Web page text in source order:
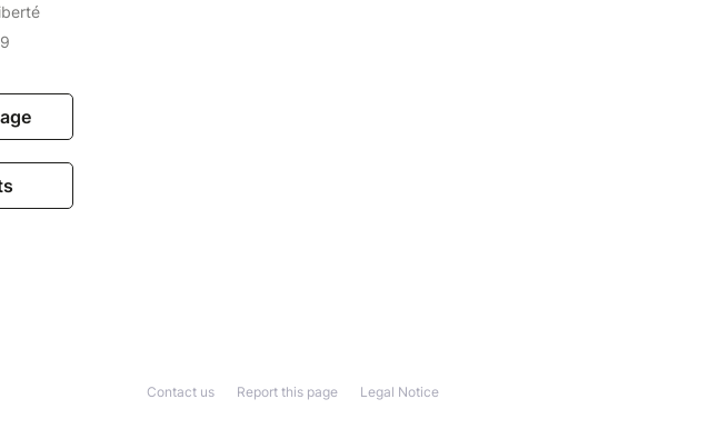
Legal Notice
Report this page
Contact us